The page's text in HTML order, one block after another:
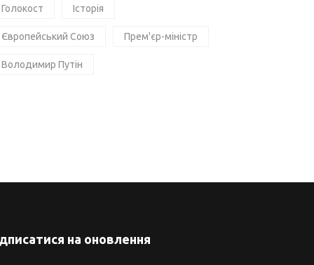
Голокост Історія
Європейський Союз Прем'єр-міністр
Володимир Путін
на оновлення